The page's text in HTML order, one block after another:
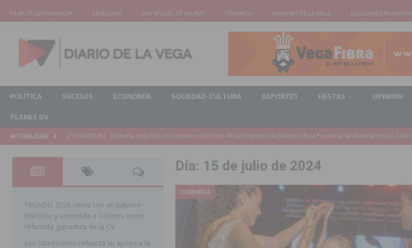
PILAR DE LA HORADADA BENEJUZAR SAN MIGUEL DE SALINAS COMARCA EMPRESAS DE LA VEGA ELECCIONES
POLÍTICA SUCESOS ECONOMÍA SOCIEDAD-CULTURA DEPORTES FIESTAS OPINIÓN
PLANES DV
ACTUALIDAD [ 07/08/2026 ] El Ayuntamiento de Almoradí mejora la accesibilidad de las aceras del entorno del CEIP Pascual Andreu
[ 07/08/2026 ]
Educación destina 1,2 millones adicionales al CEIP nº 2 de Catral dentro del Plan Edificant
[ 07/08/2026 ] La Policía Nacional desarticula un grupo criminal especializado en el robo de vehículos de alta gama
clonación de llaves electrónicas
[ 07/08/2026 ] Torrevieja impulsa el empleo con la contratación de 55 personas desempleadas a través de seis programas
Día: 15 de julio de 2024
COMARCA
FEGADO 2026 cierra con un balance
histórico y consolida a Dolores como
referente ganadero de la CV
Los Montesinos refuerza su apoyo a la